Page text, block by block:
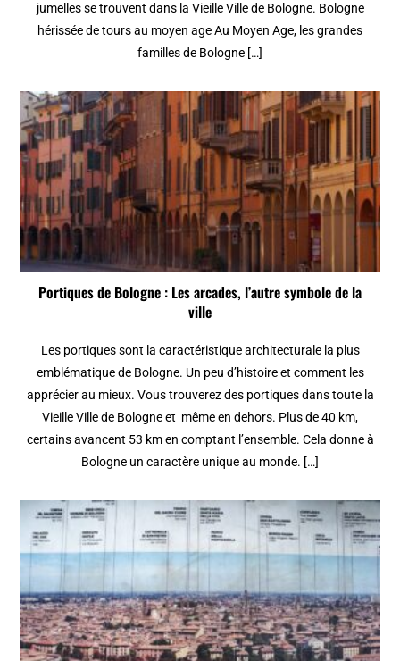
jumelles se trouvent dans la Vieille Ville de Bologne. Bologne
hérissée de tours au moyen age Au Moyen Age, les grandes
familles de Bologne […]
Portiques de Bologne : Les arcades, l’autre symbole de la
ville
Les portiques sont la caractéristique architecturale la plus
emblématique de Bologne. Un peu d’histoire et comment les
apprécier au mieux. Vous trouverez des portiques dans toute la
Vieille Ville de Bologne et même en dehors. Plus de 40 km,
certains avancent 53 km en comptant l’ensemble. Cela donne à
Bologne un caractère unique au monde. […]